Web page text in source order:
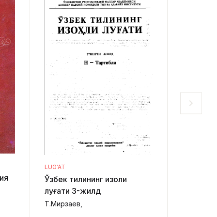
LUG‘AT
Ўзбек тилининг изоҳли
луғати 3-жилд
Т.Мирзаев,